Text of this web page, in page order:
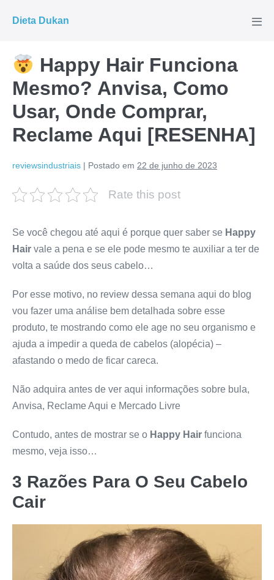
para
conteúdo
Dieta Dukan
Happy Hair Funciona
Mesmo? Anvisa, Como
Usar, Onde Comprar,
Reclame Aqui [RESENHA]
reviewsindustriais | Postado em 22 de junho de 2023
Rate this post
Se você chegou até aqui é porque quer saber se Happy
Hair vale a pena e se ele pode mesmo te auxiliar a ter de
volta a saúde dos seus cabelo…
Por esse motivo, no review dessa semana aqui do blog
vou fazer uma análise bem detalhada sobre esse
produto, te mostrando como ele age no seu organismo e
ajuda a impedir a queda de cabelos (alopécia) –
afastando o medo de ficar careca.
Não adquira antes de ver aqui informações sobre bula,
Anvisa, Reclame Aqui e Mercado Livre
Contudo, antes de mostrar se o Happy Hair funciona
mesmo, veja isso…
3 Razões Para O Seu Cabelo
Cair